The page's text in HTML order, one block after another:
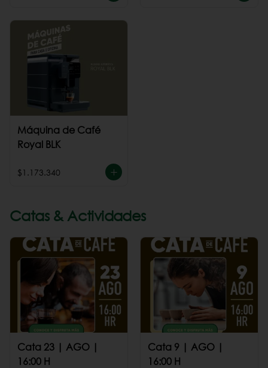
Máquina de Café
Royal BLK
$1.173.340
Catas & Actividades
Cata 23 | AGO |
16:00 H
Cata 9 | AGO |
16:00 H